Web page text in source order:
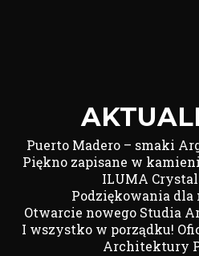
Puerto Madero – smaki
Piękno zapisane w
ILUMA
Podziękowania
Otwarcie nowego Studia
I wszystko w porządku!
Architektury